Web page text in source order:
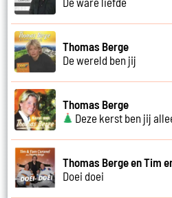
Thomas Berge
De wereld ben jij
Thomas Berge
Deze kerst ben jij
Thomas Berge en Tim
Doei doei